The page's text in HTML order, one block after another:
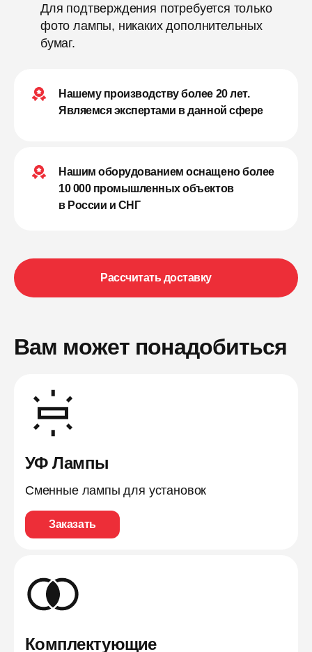
Для подтверждения потребуется только
фото лампы, никаких дополнительных
бумаг.
Нашему производству более 20 лет.
Являемся экспертами в данной сфере
Нашим оборудованием оснащено более
10 000 промышленных объектов
в России и СНГ
Рассчитать доставку
Вам может понадобиться
УФ Лампы
Сменные лампы для установок
Заказать
Комплектующие